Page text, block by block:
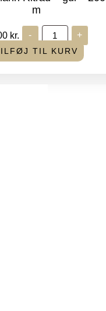
m
kr. -
Gütermann
Ritråd
-
gul
+
TIL KURV